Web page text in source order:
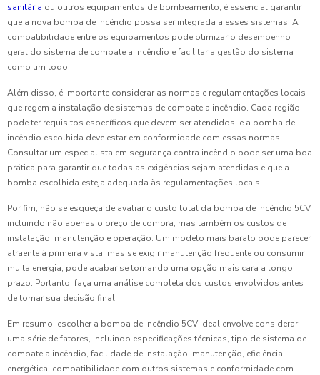
sanitária ou outros equipamentos de bombeamento, é essencial garantir
que a nova bomba de incêndio possa ser integrada a esses sistemas. A
compatibilidade entre os equipamentos pode otimizar o desempenho
geral do sistema de combate a incêndio e facilitar a gestão do sistema
como um todo.
Além disso, é importante considerar as normas e regulamentações locais
que regem a instalação de sistemas de combate a incêndio. Cada região
pode ter requisitos específicos que devem ser atendidos, e a bomba de
incêndio escolhida deve estar em conformidade com essas normas.
Consultar um especialista em segurança contra incêndio pode ser uma boa
prática para garantir que todas as exigências sejam atendidas e que a
bomba escolhida esteja adequada às regulamentações locais.
Por fim, não se esqueça de avaliar o custo total da bomba de incêndio 5CV,
incluindo não apenas o preço de compra, mas também os custos de
instalação, manutenção e operação. Um modelo mais barato pode parecer
atraente à primeira vista, mas se exigir manutenção frequente ou consumir
muita energia, pode acabar se tornando uma opção mais cara a longo
prazo. Portanto, faça uma análise completa dos custos envolvidos antes
de tomar sua decisão final.
Em resumo, escolher a bomba de incêndio 5CV ideal envolve considerar
uma série de fatores, incluindo especificações técnicas, tipo de sistema de
combate a incêndio, facilidade de instalação, manutenção, eficiência
energética, compatibilidade com outros sistemas e conformidade com